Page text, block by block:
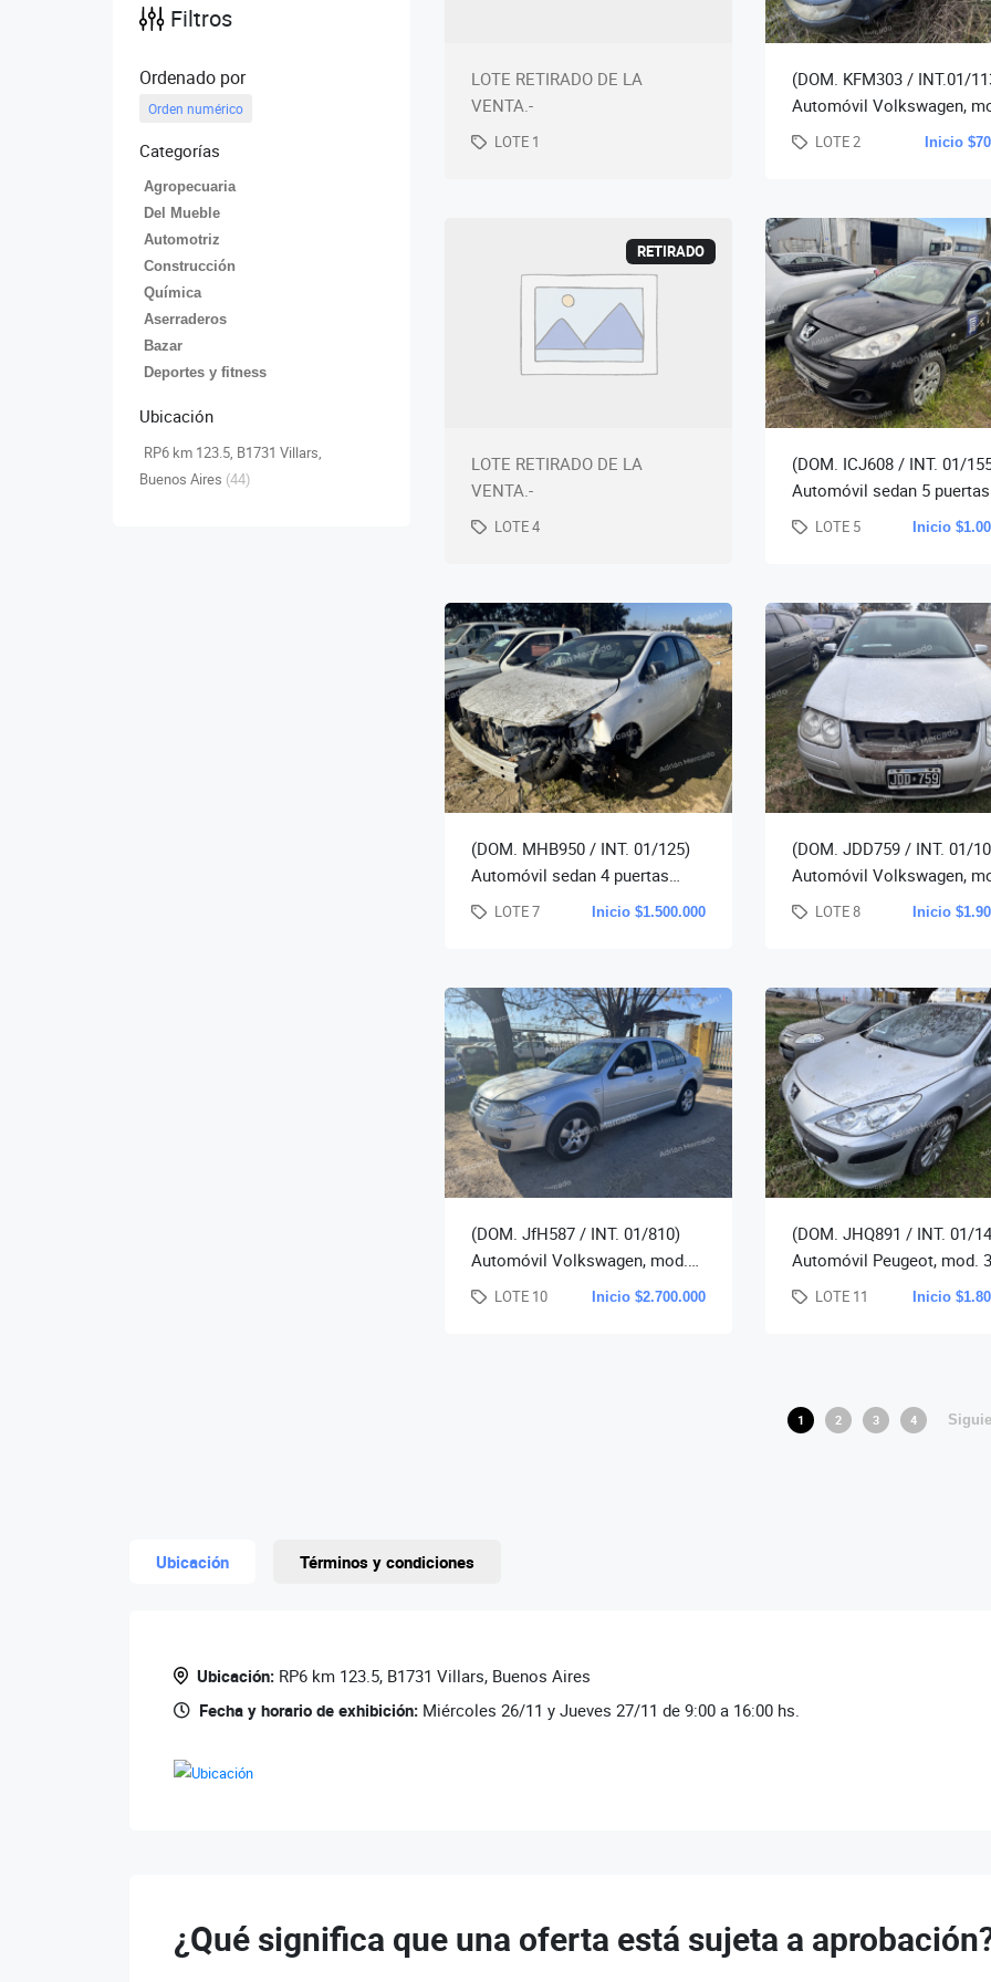
Filtros
Ordenado por
Orden numérico
Categorías
Agropecuaria
Del Mueble
Automotriz
Construcción
Química
Aserraderos
Bazar
Deportes y fitness
Ubicación
RP6 km 123.5, B1731 Villars,
Buenos Aires (44)
LOTE RETIRADO DE LA
VENTA.-
LOTE 1
(DOM. KFM303 / INT.01/
Automóvil Volkswagen,
Gol Trend 1.6, año 2011.
LOTE 2 Inicio
RETIRADO
LOTE RETIRADO DE LA
VENTA.-
LOTE 4
(DOM. ICJ608 / INT. 01/
Automóvil sedan 5 puertas
Peugeot, mod. 207
LOTE 5 Inicio
(DOM. MHB950 / INT. 01/125)
Automóvil sedan 4 puertas
Toyota, mod. Corolla XEI 1.8
LOTE 7 Inicio $1.500.000
(DOM. JDD759 / INT. 01/
Automóvil Volkswagen,
Bora tdi, año 2010,
LOTE 8 Inicio
(DOM. JfH587 / INT. 01/810)
Automóvil Volkswagen, mod.
Bora tdi, año 2010. (278.945
LOTE 10 Inicio $2.700.000
(DOM. JHQ891 / INT. 01/
Automóvil Peugeot, mod.
1.6 xt premium, año 2010. (
LOTE 11 Inicio
1 2 3 4
Ubicación Términos y condiciones
Ubicación: RP6 km 123.5, B1731 Villars, Buenos Aires
Fecha y horario de exhibición: Miércoles 26/11 y Jueves 27/11 de 9:00 a 16:00 hs.
¿Qué significa que una oferta está sujeta a